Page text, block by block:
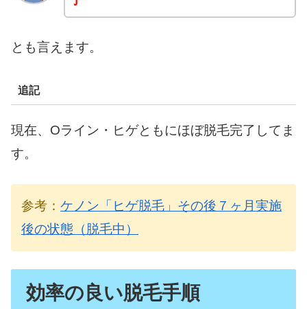
とも言えます。
追記
現在、Oライン・ヒゲともにほぼ脱毛完了してま
す。
参考： ケノン「ヒゲ脱毛」その後７ヶ月実施
後の状態（脱毛中）
効率の良い脱毛手順